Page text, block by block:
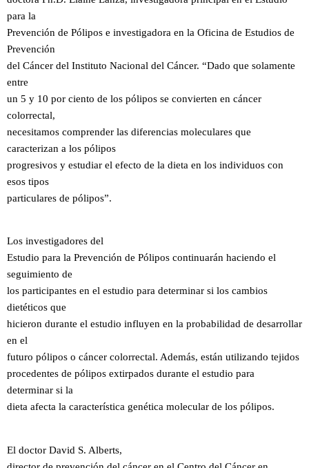
para la
Prevención de Pólipos e investigadora en la Oficina de Estudios de
Prevención
del Cáncer del Instituto Nacional del Cáncer. “Dado que solamente
entre
un 5 y 10 por ciento de los pólipos se convierten en cáncer
colorrectal,
necesitamos comprender las diferencias moleculares que
caracterizan a los pólipos
progresivos y estudiar el efecto de la dieta en los individuos con
esos tipos
particulares de pólipos”.
Los investigadores del
Estudio para la Prevención de Pólipos continuarán haciendo el
seguimiento de
los participantes en el estudio para determinar si los cambios
dietéticos que
hicieron durante el estudio influyen en la probabilidad de desarrollar
en el
futuro pólipos o cáncer colorrectal. Además, están utilizando tejidos
procedentes de pólipos extirpados durante el estudio para
determinar si la
dieta afecta la característica genética molecular de los pólipos.
El doctor David S. Alberts,